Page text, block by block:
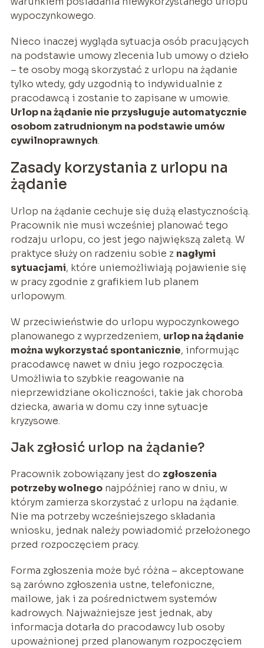
wypoczynkowego.
Nieco inaczej wygląda sytuacja osób pracujących
na podstawie umowy zlecenia lub umowy o dzieło
– te osoby mogą skorzystać z urlopu na żądanie
tylko wtedy, gdy uzgodnią to indywidualnie z
pracodawcą i zostanie to zapisane w umowie.
Urlop na żądanie nie przysługuje automatycznie
osobom zatrudnionym na podstawie umów
cywilnoprawnych.
Zasady korzystania z urlopu na
żądanie
Urlop na żądanie cechuje się dużą elastycznością.
Pracownik nie musi wcześniej planować tego
rodzaju urlopu, co jest jego największą zaletą. W
praktyce służy on radzeniu sobie z nagłymi
sytuacjami, które uniemożliwiają pojawienie się
w pracy zgodnie z grafikiem lub planem
urlopowym.
W przeciwieństwie do urlopu wypoczynkowego
planowanego z wyprzedzeniem, urlop na żądanie
można wykorzystać spontanicznie, informując
pracodawcę nawet w dniu jego rozpoczęcia.
Umożliwia to szybkie reagowanie na
nieprzewidziane okoliczności, takie jak choroba
dziecka, awaria w domu czy inne sytuacje
kryzysowe.
Jak zgłosić urlop na żądanie?
Pracownik zobowiązany jest do zgłoszenia
potrzeby wolnegonajpóźniej rano w dniu, w
którym zamierza skorzystać z urlopu na żądanie.
Nie ma potrzeby wcześniejszego składania
wniosku, jednak należy powiadomić przełożonego
przed rozpoczęciem pracy.
Forma zgłoszenia może być różna – akceptowane
są zarówno zgłoszenia ustne, telefoniczne,
mailowe, jak i za pośrednictwem systemów
kadrowych. Najważniejsze jest jednak, aby
informacja dotarła do pracodawcy lub osoby
upoważnionej przed planowanym rozpoczęciem